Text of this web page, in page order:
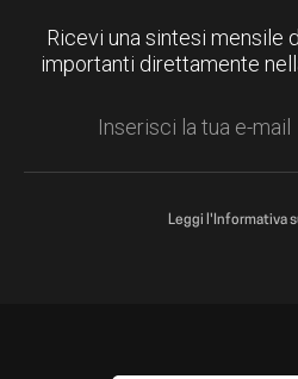
Ricevi una sintesi mensile
importanti direttamente
Leggi l'Informativa